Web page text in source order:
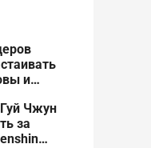
и
Чжун
за